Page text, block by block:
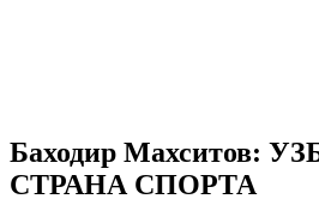
Баходир Махситов:
СТРАНА СПОРТА